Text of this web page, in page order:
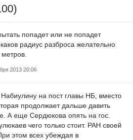
попадет или не попадет
радиус разброса желательно
2013 20:06
на пост главы НБ, вместо
продолжает дальше давить
А еще Сердюкова опять на гос.
чего только стоит. РАН своей
этом всех убеждая в